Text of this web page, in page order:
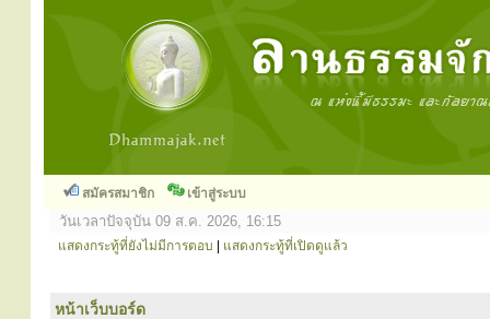
สมัครสมาชิก เข้าสู่ระบบ
วันเวลาปัจจุบัน 09 ส.ค. 2026, 16:15
แสดงกระทู้ที่ยังไม่มีการตอบ แสดงกระทู้ที่เปิดดูแล้ว
หน้าเว็บบอร์ด